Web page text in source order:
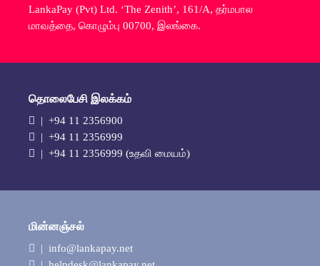
LankaPay (Pvt) Ltd. ‘The Zenith’, 161/A, தர்மபால
மாவத்தை, கொழும்பு 00700, இலங்கை.
தொலைபேசி இலக்கம்
| +94 11 2356900
| +94 11 2356999
| +94 11 2356999 (உதவி மையம்)
மின்னஞ்சல்
| info@lankapay.net